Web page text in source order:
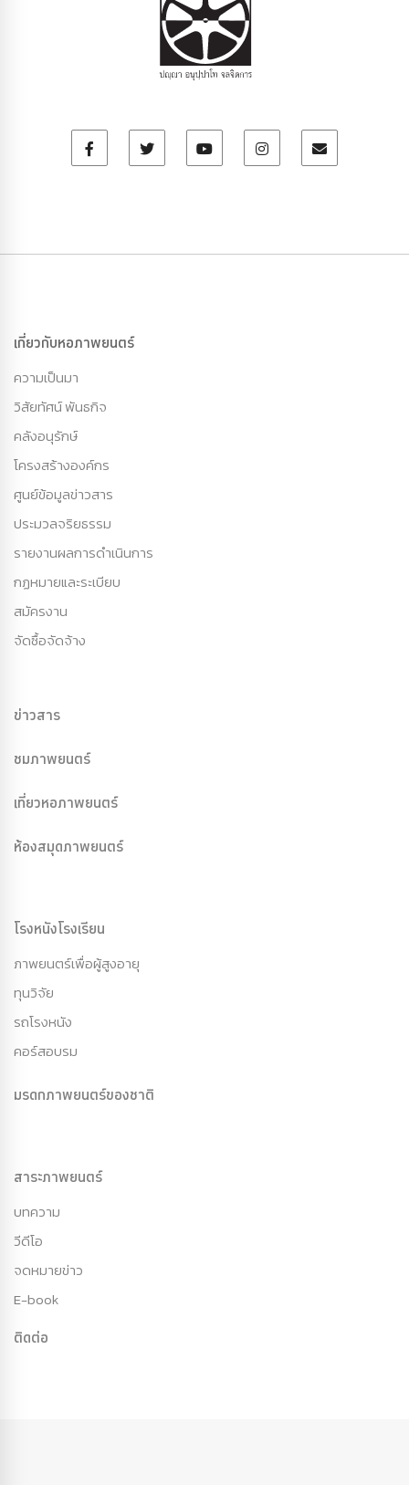
เกี่ยวกับหอภาพยนตร์
ความเป็นมา
วิสัยทัศน์ พันธกิจ
คลังอนุรักษ์
โครงสร้างองค์กร
ศูนย์ข้อมูลข่าวสาร
ประมวลจริยธรรม
รายงานผลการดำเนินการ
กฏหมายและระเบียบ
สมัครงาน
จัดซื้อจัดจ้าง
ข่าวสาร
ชมภาพยนตร์
เที่ยวหอภาพยนตร์
ห้องสมุดภาพยนตร์
โรงหนังโรงเรียน
ภาพยนตร์เพื่อผู้สูงอายุ
ทุนวิจัย
รถโรงหนัง
คอร์สอบรม
มรดกภาพยนตร์ของชาติ
สาระภาพยนตร์
บทความ
วีดีโอ
จดหมายข่าว
E-book
ติดต่อ